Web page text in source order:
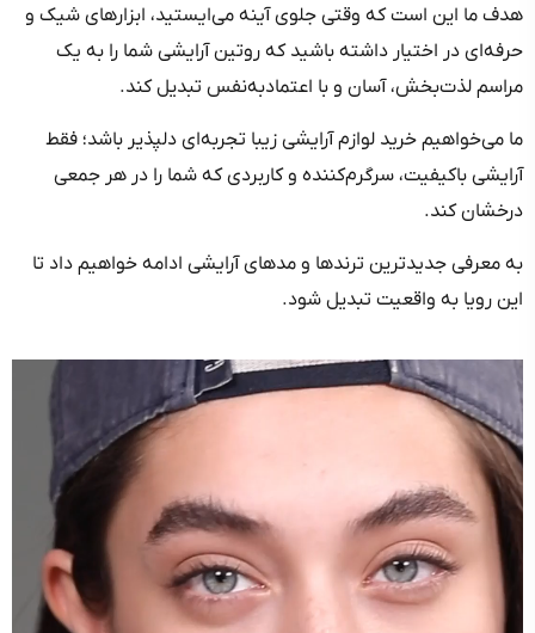
هدف ما این است که وقتی جلوی آینه می‌ایستید، ابزارهای شیک و
حرفه‌ای در اختیار داشته باشید که روتین آرایشی شما را به یک
مراسم لذت‌بخش، آسان و با اعتمادبه‌نفس تبدیل کند.
ما می‌خواهیم خرید لوازم آرایشی زیبا تجربه‌ای دلپذیر باشد؛ فقط
آرایشی باکیفیت، سرگرم‌کننده و کاربردی که شما را در هر جمعی
درخشان کند.
به معرفی جدیدترین ترندها و مدهای آرایشی ادامه خواهیم داد تا
این رویا به واقعیت تبدیل شود.